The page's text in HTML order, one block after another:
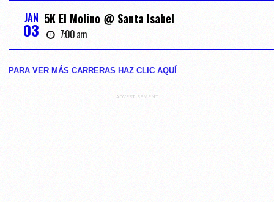
JAN
03
5K El Molino @ Santa Isabel
7:00 am
PARA VER MÁS CARRERAS HAZ CLIC AQUĺ
ADVERTISEMENT